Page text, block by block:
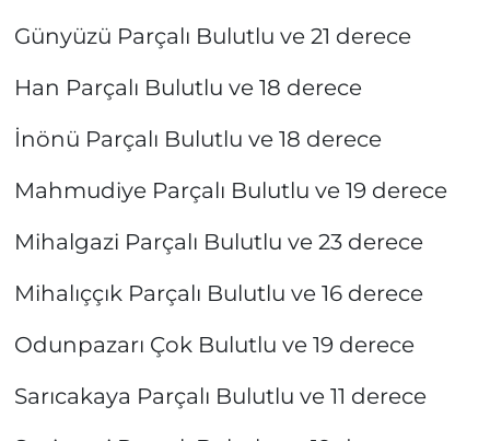
Günyüzü Parçalı Bulutlu ve 21 derece
Han Parçalı Bulutlu ve 18 derece
İnönü Parçalı Bulutlu ve 18 derece
Mahmudiye Parçalı Bulutlu ve 19 derece
Mihalgazi Parçalı Bulutlu ve 23 derece
Mihalıççık Parçalı Bulutlu ve 16 derece
Odunpazarı Çok Bulutlu ve 19 derece
Sarıcakaya Parçalı Bulutlu ve 11 derece